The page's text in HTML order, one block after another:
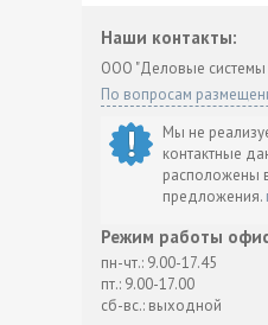
Наши контакты:
ООО "Деловые системы
По вопросам
Мы не
контактные
расположены
предложения.
Режим работы
пн-чт.: 9.00-17.45
пт.: 9.00-17.00
сб-вс.: выходной